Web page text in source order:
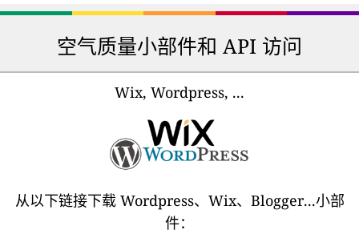
空气质量小部件和 API 访问
Wix, Wordpress, ...
从以下链接下载 Wordpress、Wix、Blogger...小部
件：